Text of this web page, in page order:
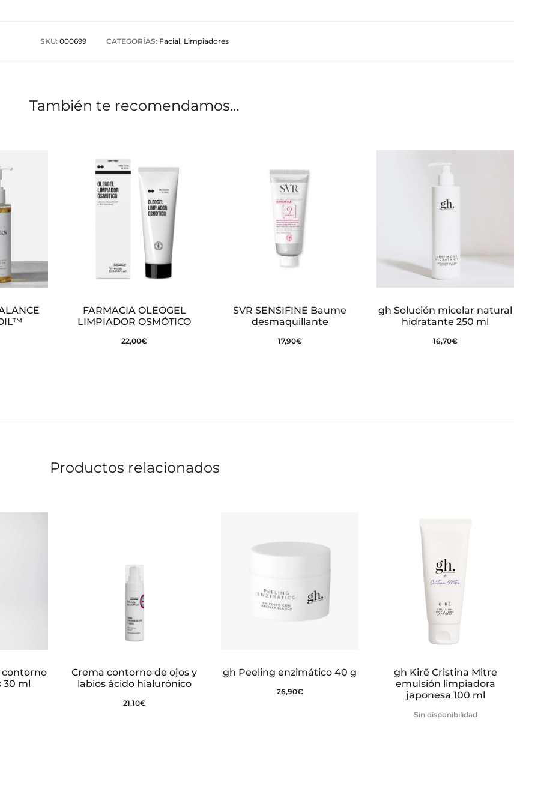
SKU: 000699 CATEGORÍAS: Facial, Limpiadores
También te recomendamos…
FARMACIA OLEOGEL
LIMPIADOR OSMÓTICO
22,00€
SVR SENSIFINE Baume
desmaquillante
17,90€
gh Solución micelar natural
hidratante 250 ml
16,70€
Productos relacionados
contorno
30 ml
Crema contorno de ojos y
labios ácido hialurónico
21,10€
gh Peeling enzimático 40 g
26,90€
gh Kirē Cristina Mitre
emulsión limpiadora
japonesa 100 ml
Sin disponibilidad